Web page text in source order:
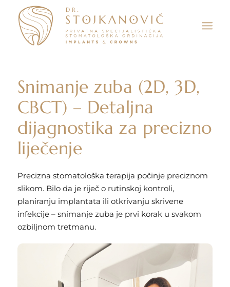
Snimanje zuba (2D, 3D,
CBCT) – Detaljna
dijagnostika za precizno
liječenje
Precizna stomatološka terapija počinje preciznom
slikom. Bilo da je riječ o rutinskoj kontroli,
planiranju implantata ili otkrivanju skrivene
infekcije – snimanje zuba je prvi korak u svakom
ozbiljnom tretmanu.